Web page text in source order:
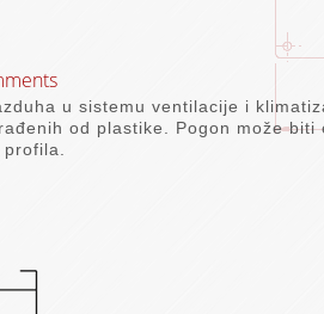
u sistemu ventilacije i
od plastike. Pogon može